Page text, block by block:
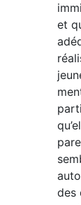
et
des